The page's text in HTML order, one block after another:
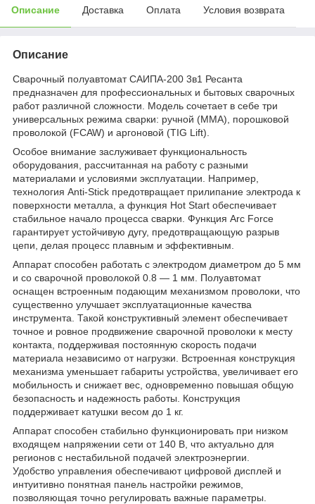
Описание Доставка Оплата Условия возврата
Описание
Сварочный полуавтомат САИПА-200 3в1 Ресанта
предназначен для профессиональных и бытовых сварочных
работ различной сложности. Модель сочетает в себе три
универсальных режима сварки: ручной (MMA), порошковой
проволокой (FCAW) и аргоновой (TIG Lift).
Особое внимание заслуживает функциональность
оборудования, рассчитанная на работу с разными
материалами и условиями эксплуатации. Например,
технология Anti-Stick предотвращает прилипание электрода к
поверхности металла, а функция Hot Start обеспечивает
стабильное начало процесса сварки. Функция Arc Force
гарантирует устойчивую дугу, предотвращающую разрыв
цепи, делая процесс плавным и эффективным.
Аппарат способен работать с электродом диаметром до 5 мм
и со сварочной проволокой 0.8 — 1 мм. Полуавтомат
оснащен встроенным подающим механизмом проволоки, что
существенно улучшает эксплуатационные качества
инструмента. Такой конструктивный элемент обеспечивает
точное и ровное продвижение сварочной проволоки к месту
контакта, поддерживая постоянную скорость подачи
материала независимо от нагрузки. Встроенная конструкция
механизма уменьшает габариты устройства, увеличивает его
мобильность и снижает вес, одновременно повышая общую
безопасность и надежность работы. Конструкция
поддерживает катушки весом до 1 кг.
Аппарат способен стабильно функционировать при низком
входящем напряжении сети от 140 В, что актуально для
регионов с нестабильной подачей электроэнергии.
Удобство управления обеспечивают цифровой дисплей и
интуитивно понятная панель настройки режимов,
позволяющая точно регулировать важные параметры.